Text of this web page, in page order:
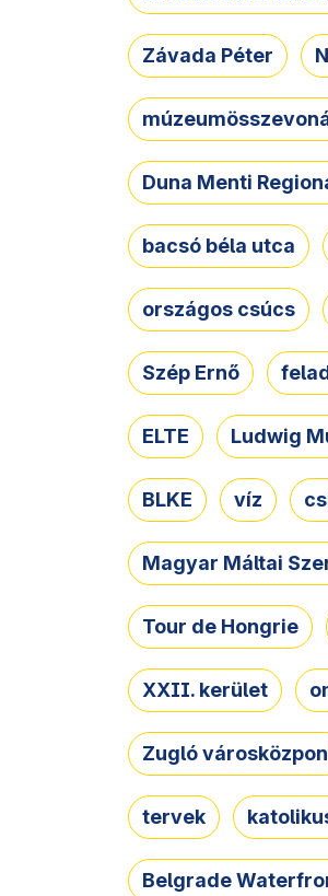
Závada Péter
Duna Menti
bacsó béla utca
országos csúcs
Szép Ernő
ELTE Ludwig
BLKE víz
Magyar Máltai
Tour de Hongrie
XXII. kerület
Zugló
tervek
Belgrade